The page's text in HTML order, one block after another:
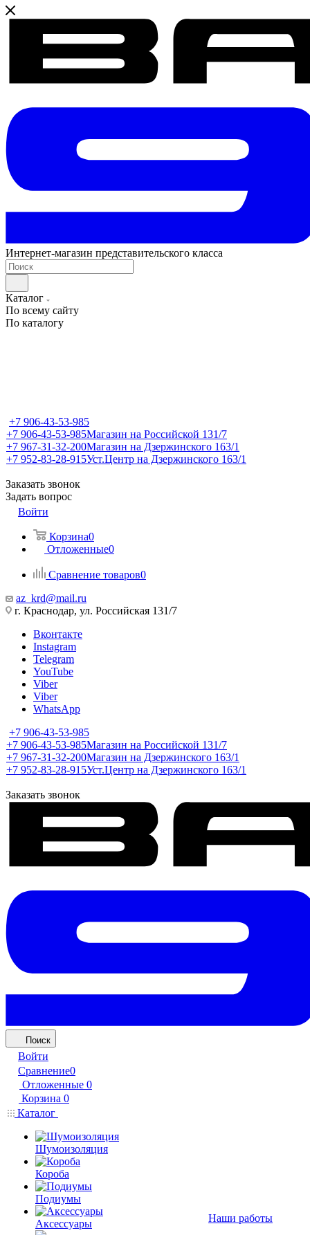
Интернет-магазин представительского класса
Каталог
По всему сайту
По каталогу
+7 906-43-53-985
+7 906-43-53-985Магазин на Российской 131/7
+7 967-31-32-200Магазин на Дзержинского 163/1
+7 952-83-28-915Уст.Центр на Дзержинского 163/1
Заказать звонок
Задать вопрос
Войти
Корзина0
Отложенные0
Сравнение товаров0
az_krd@mail.ru
г. Краснодар, ул. Российская 131/7
Вконтакте
Instagram
Telegram
YouTube
Viber
Viber
WhatsApp
+7 906-43-53-985
+7 906-43-53-985Магазин на Российской 131/7
+7 967-31-32-200Магазин на Дзержинского 163/1
+7 952-83-28-915Уст.Центр на Дзержинского 163/1
Заказать звонок
Поиск
Войти
Сравнение0
Отложенные 0
Корзина 0
Каталог
Шумоизоляция
Короба
Подиумы
Аксессуары
Наши работы